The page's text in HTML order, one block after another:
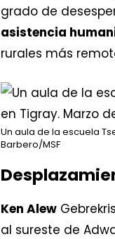
grado de
asistencia
rurales más
Un aula de la escuela
Barbero/MSF
Ken Alew
al sureste de